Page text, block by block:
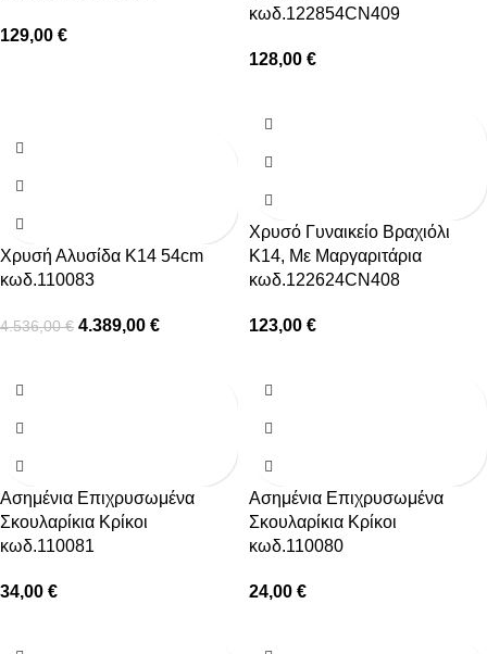
129,00 €
κωδ.122854CN409
128,00 €
Χρυσή Αλυσίδα Κ14 54cm
κωδ.110083
4.536,00€ 4.389,00 €
Χρυσό Γυναικείο Βραχιόλι
Κ14, Με Μαργαριτάρια
κωδ.122624CN408
123,00 €
Ασημένια Επιχρυσωμένα
Σκουλαρίκια Κρίκοι
κωδ.110081
34,00 €
Ασημένια Επιχρυσωμένα
Σκουλαρίκια Κρίκοι
κωδ.110080
24,00 €